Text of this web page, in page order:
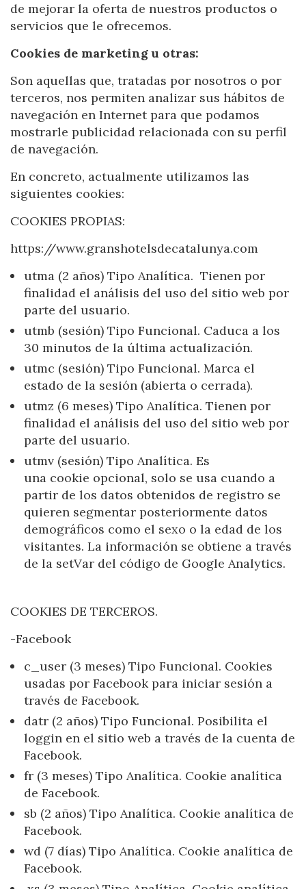
de mejorar la oferta de nuestros productos o
servicios que le ofrecemos.
Cookies de marketing u otras:
Son aquellas que, tratadas por nosotros o por
terceros, nos permiten analizar sus hábitos de
navegación en Internet para que podamos
mostrarle publicidad relacionada con su perfil
de navegación.
En concreto, actualmente utilizamos las
siguientes cookies:
COOKIES PROPIAS:
https://www.granshotelsdecatalunya.com
utma (2 años) Tipo Analítica. Tienen por
finalidad el análisis del uso del sitio web por
parte del usuario.
utmb (sesión) Tipo Funcional. Caduca a los
30 minutos de la última actualización.
utmc (sesión) Tipo Funcional. Marca el
estado de la sesión (abierta o cerrada).
utmz (6 meses) Tipo Analítica. Tienen por
finalidad el análisis del uso del sitio web por
parte del usuario.
utmv (sesión) Tipo Analítica. Es
una cookie opcional, solo se usa cuando a
partir de los datos obtenidos de registro se
quieren segmentar posteriormente datos
demográficos como el sexo o la edad de los
visitantes. La información se obtiene a través
de la setVar del código de Google Analytics.
COOKIES DE TERCEROS.
-Facebook
c_user (3 meses) Tipo Funcional. Cookies
usadas por Facebook para iniciar sesión a
través de Facebook.
datr (2 años) Tipo Funcional. Posibilita el
loggin en el sitio web a través de la cuenta de
Facebook.
fr (3 meses) Tipo Analítica. Cookie analítica
de Facebook.
sb (2 años) Tipo Analítica. Cookie analítica de
Facebook.
wd (7 días) Tipo Analítica. Cookie analítica de
Facebook.